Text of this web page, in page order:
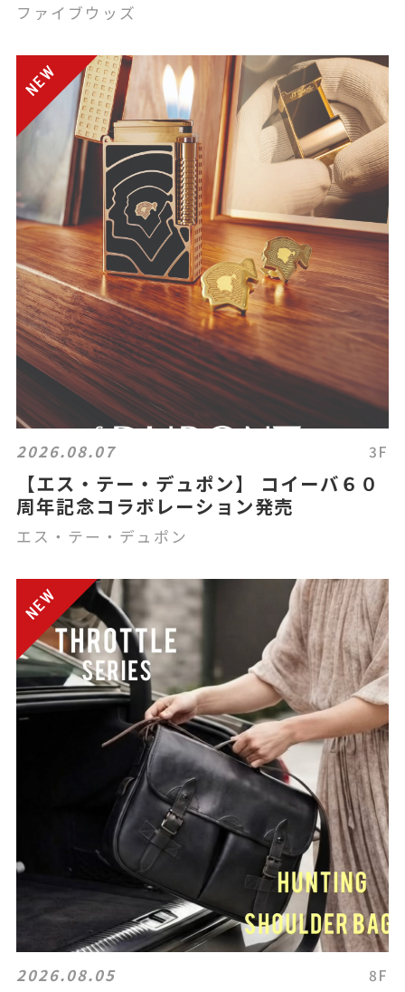
ファイブウッズ
2026.08.07 3F
【エス・テー・デュポン】 コイーバ６０
周年記念コラボレーション発売
エス・テー・デュポン
2026.08.05 8F